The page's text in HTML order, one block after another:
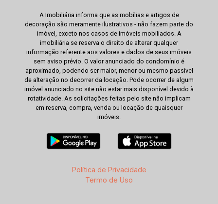
A Imobiliária informa que as mobílias e artigos de
decoração são meramente ilustrativos - não fazem parte do
imóvel, exceto nos casos de imóveis mobiliados. A
imobiliária se reserva o direito de alterar qualquer
informação referente aos valores e dados de seus imóveis
sem aviso prévio. O valor anunciado do condomínio é
aproximado, podendo ser maior, menor ou mesmo passível
de alteração no decorrer da locação. Pode ocorrer de algum
imóvel anunciado no site não estar mais disponível devido à
rotatividade. As solicitações feitas pelo site não implicam
em reserva, compra, venda ou locação de quaisquer
imóveis.
Política de Privacidade
Termo de Uso